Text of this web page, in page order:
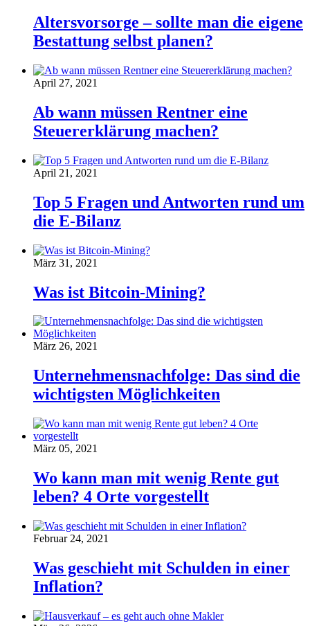
Altersvorsorge – sollte man die eigene
Bestattung selbst planen?
April 27, 2021
Ab wann müssen Rentner eine
Steuererklärung machen?
April 21, 2021
Top 5 Fragen und Antworten rund um
die E-Bilanz
März 31, 2021
Was ist Bitcoin-Mining?
März 26, 2021
Unternehmensnachfolge: Das sind die
wichtigsten Möglichkeiten
März 05, 2021
Wo kann man mit wenig Rente gut
leben? 4 Orte vorgestellt
Februar 24, 2021
Was geschieht mit Schulden in einer
Inflation?